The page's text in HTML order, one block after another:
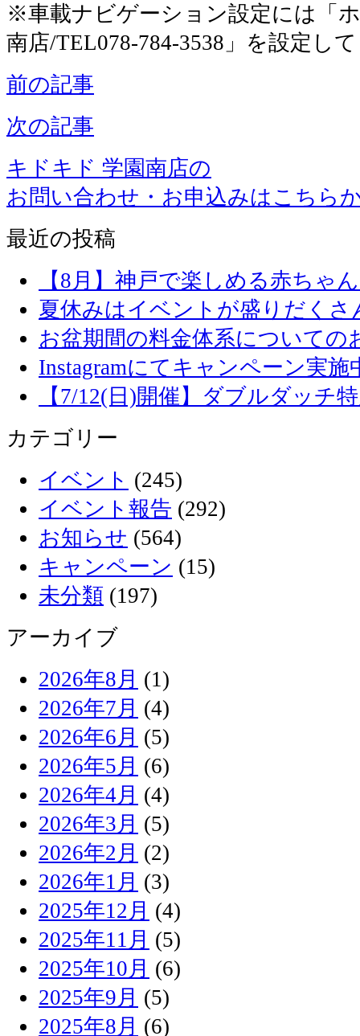
※車載ナビゲーション設定には「
南店/TEL078-784-3538」を設定し
前の記事
次の記事
キドキド 学園南店の
お問い合わせ・お申込みはこちら
最近の投稿
【8月】神戸で楽しめる赤ちゃ
夏休みはイベントが盛りだくさ
お盆期間の料金体系についての
Instagramにてキャンペーン実施
【7/12(日)開催】ダブルダッチ
カテゴリー
イベント (245)
イベント報告 (292)
お知らせ (564)
キャンペーン (15)
未分類 (197)
アーカイブ
2026年8月 (1)
2026年7月 (4)
2026年6月 (5)
2026年5月 (6)
2026年4月 (4)
2026年3月 (5)
2026年2月 (2)
2026年1月 (3)
2025年12月 (4)
2025年11月 (5)
2025年10月 (6)
2025年9月 (5)
2025年8月 (6)